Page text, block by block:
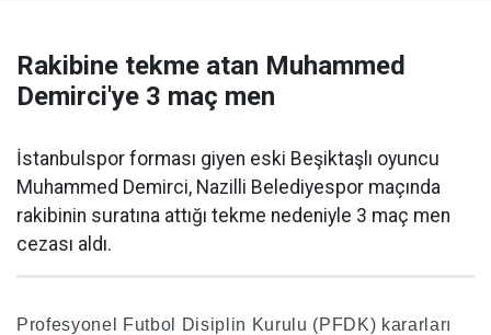
Rakibine tekme atan Muhammed
Demirci'ye 3 maç men
İstanbulspor forması giyen eski Beşiktaşlı oyuncu
Muhammed Demirci, Nazilli Belediyespor maçında
rakibinin suratına attığı tekme nedeniyle 3 maç men
cezası aldı.
Profesyonel Futbol Disiplin Kurulu (PFDK) kararları